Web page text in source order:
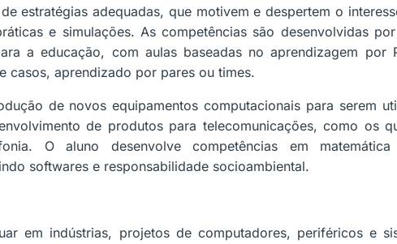
estratégias adequadas, que motivem e despertem o
e simulações. As competências são desenvolvidas
a educação, com aulas baseadas no aprendizagem por
casos, aprendizado por pares ou times.
de novos equipamentos computacionais para serem
de produtos para telecomunicações, como os
O aluno desenvolve competências em
softwares e responsabilidade socioambiental.
em indústrias, projetos de computadores, periféricos e